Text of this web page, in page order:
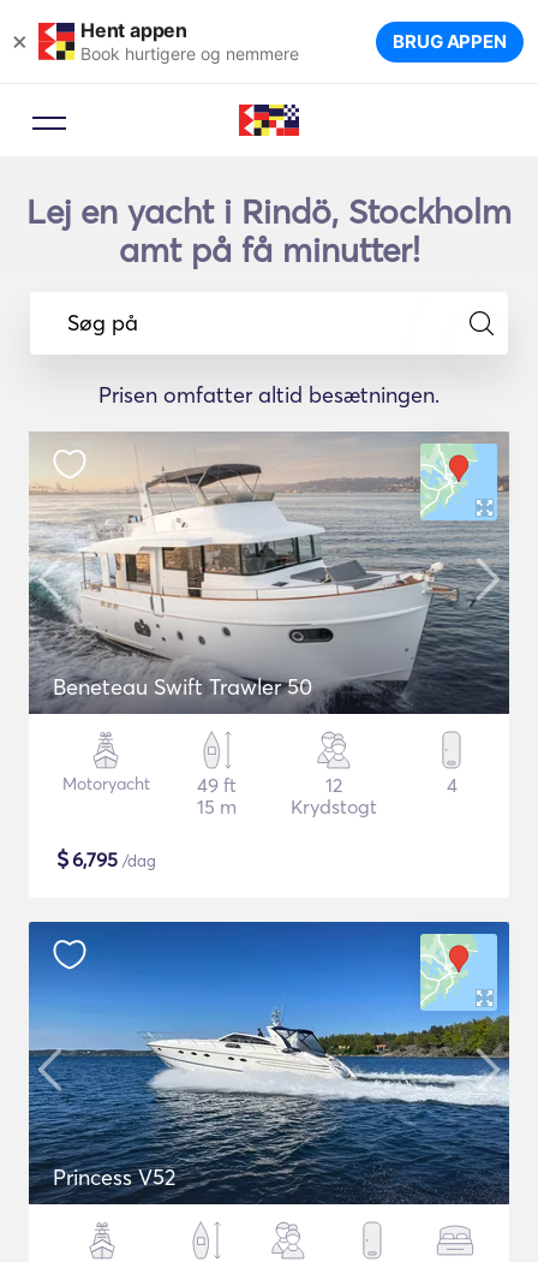
× Hent appen
Book hurtigere og nemmere BRUG APPEN
Lej en yacht i Rindö, Stockholm
amt på få minutter!
Søg på
Prisen omfatter altid besætningen.
Beneteau Swift Trawler 50
Motoryacht
49 ft
15 m
12
Krydstogt
4
$6,795 /dag
Princess V52